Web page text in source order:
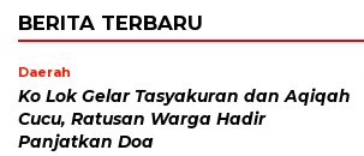
BERITA TERBARU
Daerah
Ko Lok Gelar Tasyakuran dan Aqiqah
Cucu, Ratusan Warga Hadir
Panjatkan Doa